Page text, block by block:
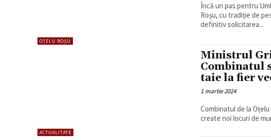
OȚELU ROȘU
Încă un pas pentru
Roșu, cu tradiție de
definitiv solicitarea...
ACTUALITATE
Ministrul
Combinatul
taie la fier
1 martie 2024
Combinatul de la
create noi locuri de